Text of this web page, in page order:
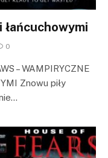
łańcuchowymi
0
– WAMPIRYCZNE
Znowu piły